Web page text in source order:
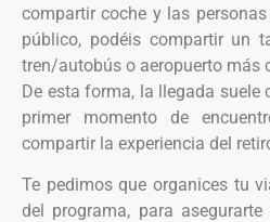
compartir coche y las
público, podéis compartir un
tren/autobús o aeropuerto más
De esta forma, la llegada suele
primer momento de
compartir la experiencia del
Te pedimos que organices tu
del programa, para